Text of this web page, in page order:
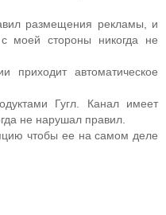
размещения рекламы, и
с моей стороны никогда не
приходит автоматическое
Гугл. Канал имеет
не нарушал правил.
чтобы ее на самом деле